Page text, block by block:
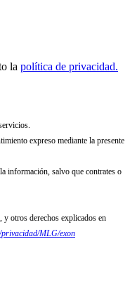
la política de privacidad.
expreso mediante la presente
información, salvo que contrates o
y otros derechos explicados en
MLG/exon